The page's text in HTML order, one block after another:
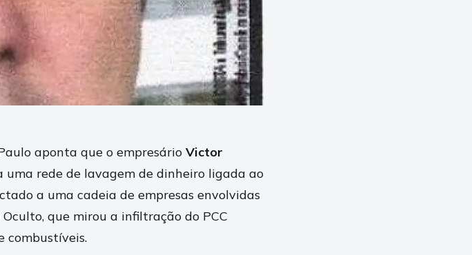
aponta que o empresário Victor
uma rede de lavagem de dinheiro ligada ao
a uma cadeia de empresas envolvidas
que mirou a infiltração do PCC
combustíveis.